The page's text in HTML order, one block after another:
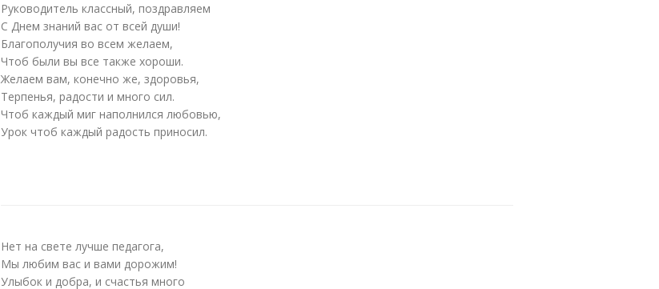
Руководитель классный, поздравляем
С Днем знаний вас от всей души!
Благополучия во всем желаем,
Чтоб были вы все также хороши.
Желаем вам, конечно же, здоровья,
Терпенья, радости и много сил.
Чтоб каждый миг наполнился любовью,
Урок чтоб каждый радость приносил.
Нет на свете лучше педагога,
Мы любим вас и вами дорожим!
Улыбок и добра, и счастья много